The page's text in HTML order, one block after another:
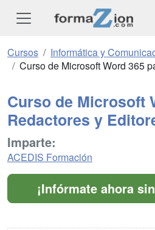
Cursos
Informática y
Curso de Microsoft Word 365
Curso de Microsoft
Redactores y
Imparte:
ACEDIS Formación
¡Infórmate ahora